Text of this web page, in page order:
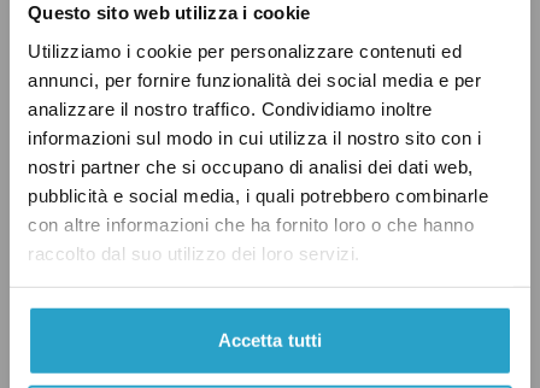
Questo sito web utilizza i cookie
Utilizziamo i cookie per personalizzare contenuti ed
annunci, per fornire funzionalità dei social media e per
analizzare il nostro traffico. Condividiamo inoltre
informazioni sul modo in cui utilizza il nostro sito con i
nostri partner che si occupano di analisi dei dati web,
pubblicità e social media, i quali potrebbero combinarle
con altre informazioni che ha fornito loro o che hanno
raccolto dal suo utilizzo dei loro servizi.
Accetta tutti
ISCRIVITI